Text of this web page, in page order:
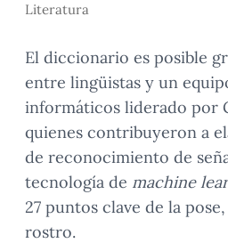
Literatura
El diccionario es posible
entre lingüistas y un
informáticos liderado por
quienes contribuyeron a
de reconocimiento de
tecnología de machine
27 puntos clave de la
rostro.